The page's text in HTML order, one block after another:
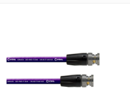
Цифровой DMX (AES/EBU)
Мультикорный акустический